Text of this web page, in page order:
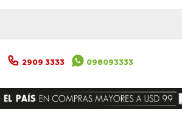
2909 3333 098093333